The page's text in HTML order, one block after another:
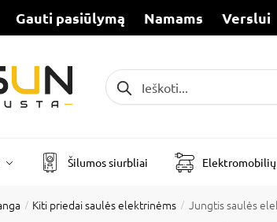
Gauti pasiūlymą Namams Verslui
Ieškoti
Šilumos siurbliai
/ Kiti priedai saulės elektrinėms / Jungtis saulės